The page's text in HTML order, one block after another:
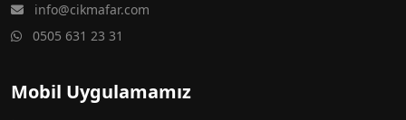
info@cikmafar.com
0505 631 23 31
Mobil Uygulamamız